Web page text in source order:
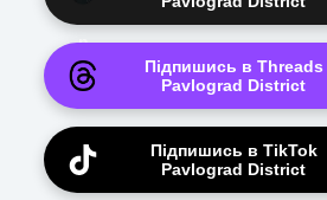
Підпишись в Threads
Pavlograd District
Підпишись в TikTok
Pavlograd District